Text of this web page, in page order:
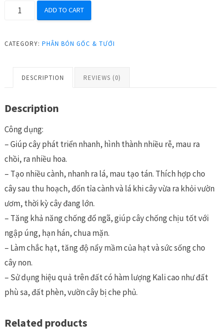
MAP
61-
tạo
củ
bung
chồi
phát
đọt
quantity
ADD TO CART
CATEGORY: PHÂN BÓN GỐC & TƯỚI
DESCRIPTION REVIEWS (0)
Description
Công dụng:
– Giúp cây phát triển nhanh, hình thành nhiều rễ, mau ra
chồi, ra nhiều hoa.
– Tạo nhiều cành, nhanh ra lá, mau tạo tán. Thích hợp cho
cây sau thu hoạch, đốn tỉa cành và lá khi cây vừa ra khỏi vườn
ươm, thời kỳ cây đang lớn.
– Tăng khả năng chống đổ ngã, giúp cây chống chịu tốt với
ngập úng, hạn hán, chua mặn.
– Làm chắc hạt, tăng độ nẩy mầm của hạt và sức sống cho
cây non.
– Sử dụng hiệu quả trên đất có hàm lượng Kali cao như đất
phù sa, đất phèn, vườn cây bị che phủ.
Related products